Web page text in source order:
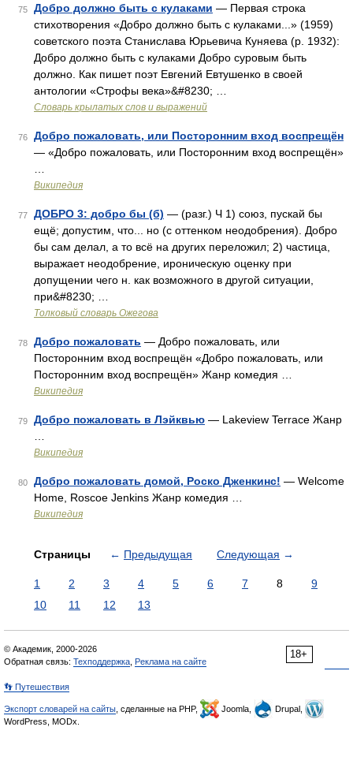
75 Добро должно быть с кулаками — Первая строка
стихотворения «Добро должно быть с кулаками...» (1959)
советского поэта Станислава Юрьевича Куняева (р. 1932):
Добро должно быть с кулаками Добро суровым быть
должно. Как пишет поэт Евгений Евтушенко в своей
антологии «Строфы века»&#8230; …
Словарь крылатых слов и выражений
76
Добро пожаловать, или Посторонним вход воспрещён
— «Добро пожаловать, или Посторонним вход воспрещён»
Википедия
77 ДОБРО 3: добро бы (б) — (разг.) Ч 1) союз, пускай бы
ещё; допустим, что... но (с оттенком неодобрения). Добро
бы сам делал, а то всё на других переложил; 2) частица,
выражает неодобрение, ироническую оценку при
допущении чего н. как возможного в другой ситуации,
при&#8230; …
Толковый словарь Ожегова
78 Добро пожаловать — Добро пожаловать, или
Посторонним вход воспрещён «Добро пожаловать, или
Посторонним вход воспрещён» Жанр комедия …
Википедия
79 Добро пожаловать в Лэйквью — Lakeview Terrace Жанр
Википедия
80 Добро пожаловать домой, Роско Дженкинс! — Welcome
Home, Roscoe Jenkins Жанр комедия …
Википедия
Страницы ← Предыдущая Следующая →
1 2 3 4 5 6 7 8
9
10
11 12 13
18+
© Академик, 2000-2026
Обратная связь: Техподдержка Реклама на сайте
👣 Путешествия
Экспорт словарей на сайты , сделанные на PHP, Joomla,
Drupal,
WordPress, MODx.